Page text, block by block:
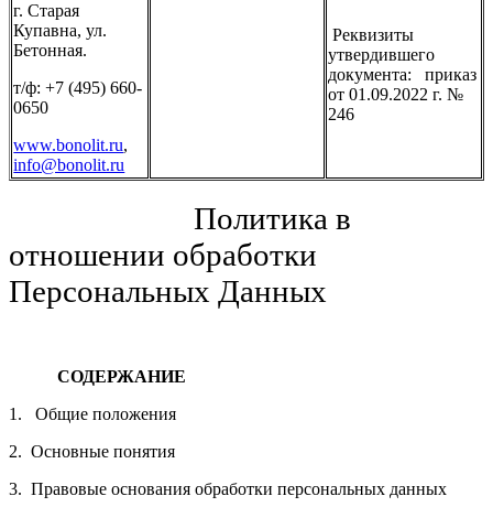
г. Старая
Купавна, ул.
Бетонная.
т/ф: +7 (495) 660-
0650
www.bonolit.ru,
info@bonolit.ru
Реквизиты
утвердившего
документа: приказ
от 01.09.2022 г. №
246
Политика в
отношении обработки
Персональных Данных
СОДЕРЖАНИЕ
1. Общие положения
2. Основные понятия
3. Правовые основания обработки персональных данных